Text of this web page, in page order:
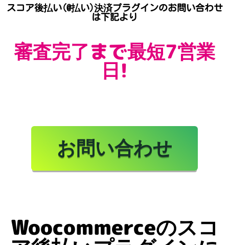
スコア後払い(@払い)決済プラグインのお問い合わせ
は下記より
審査完了まで最短7営業
日!
お問い合わせ
Woocommerceのスコ